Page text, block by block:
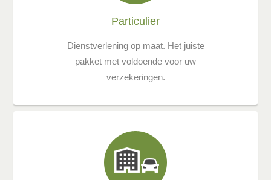
Particulier
Dienstverlening op maat. Het juiste
pakket met voldoende voor uw
verzekeringen.